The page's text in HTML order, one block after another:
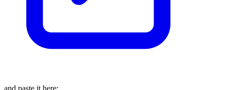
and paste it here: